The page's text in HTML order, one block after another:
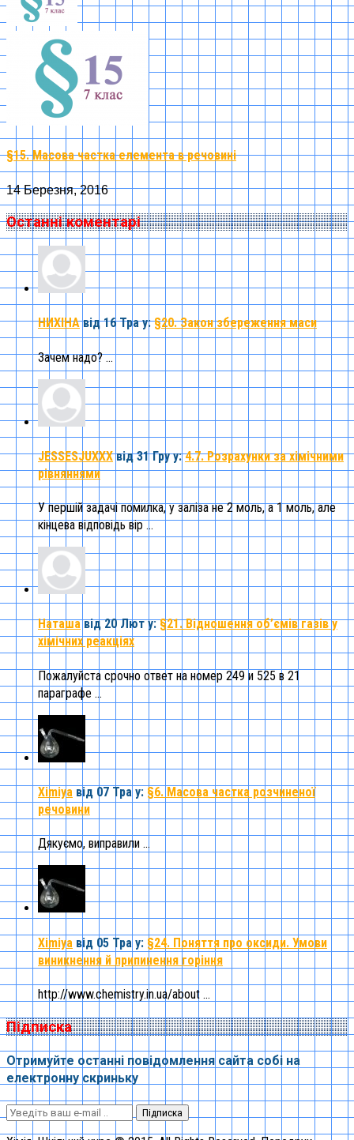
§15. Масова частка елемента в речовині
14 Березня, 2016
Останні коментарі
НИХІНА від 16 Трау:§20. Закон збереження маси
Зачем надо? ...
JESSESJUXXX від 31 Груу:4.7. Розрахунки за хімічними
рівняннями
У першій задачі помилка, у заліза не 2 моль, а 1 моль, але
кінцева відповідь вір ...
Наташа від 20 Люту:§21. Відношення об’ємів газів у
хімічних реакціях
Пожалуйста срочно ответ на номер 249 и 525 в 21
параграфе ...
Ximiya від 07 Тра у: §6. Масова частка розчиненої
речовини
Дякуємо, виправили ...
Ximiya від 05 Тра у: §24. Поняття про оксиди. Умови
виникнення й припинення горіння
http://www.chemistry.in.ua/about ...
Підписка
Отримуйте останні повідомлення сайта собі на
електронну скриньку
Підписка